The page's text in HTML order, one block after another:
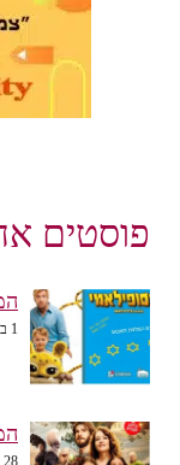
פוסטים
1 באוגוסט 2026
28 ביולי 2026